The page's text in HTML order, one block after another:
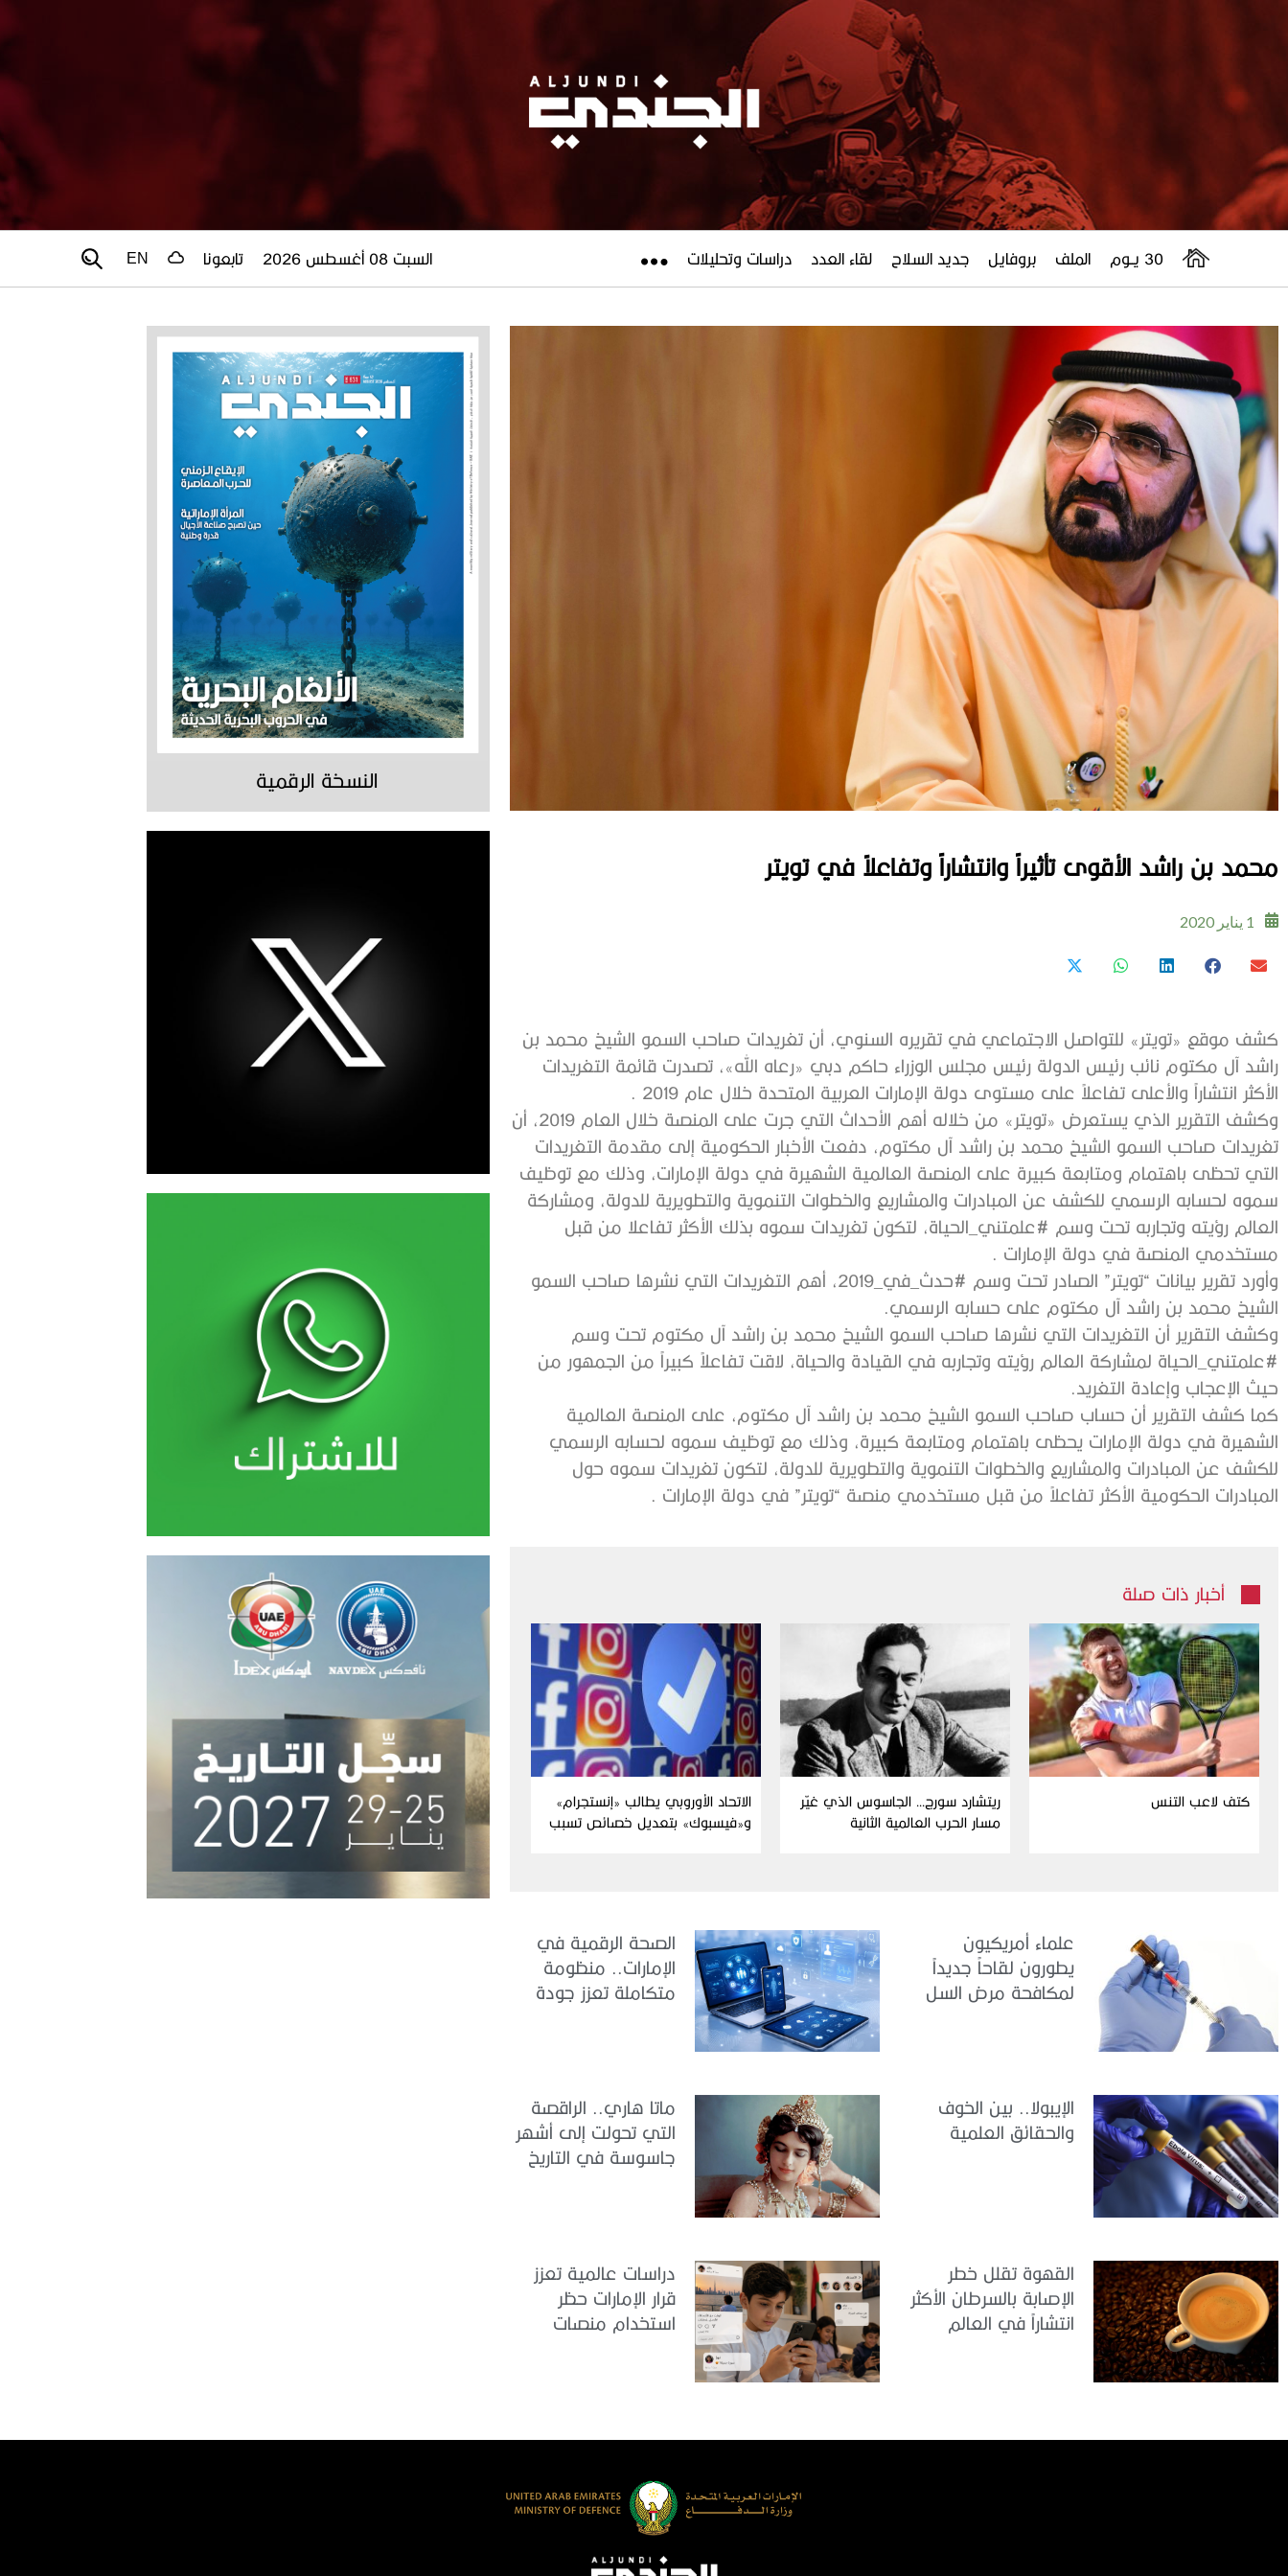
30 يــوم الملف بروفايل جديد السلاح لقاء العدد دراسات وتحليلات السبت 08 أغسطس 2026 تابعونا EN
محمد بن راشد الأقوى تأثيراً وانتشاراً وتفاعلاً في تويتر
1 يناير 2020
كشف موقع «تويتر» للتواصل الاجتماعي في تقريره السنوي، أن تغريدات صاحب السمو الشيخ محمد بن
راشد آل مكتوم نائب رئيس الدولة رئيس مجلس الوزراء حاكم دبي «رعاه الله»، تصدرت قائمة التغريدات
الأكثر انتشاراً والأعلى تفاعلاً على مستوى دولة الإمارات العربية المتحدة خلال عام 2019 .
وكشف التقرير الذي يستعرض «تويتر» من خلاله أهم الأحداث التي جرت على المنصة خلال العام 2019، أن
تغريدات صاحب السمو الشيخ محمد بن راشد آل مكتوم، دفعت الأخبار الحكومية إلى مقدمة التغريدات
التي تحظى باهتمام ومتابعة كبيرة على المنصة العالمية الشهيرة في دولة الإمارات، وذلك مع توظيف
سموه لحسابه الرسمي للكشف عن المبادرات والمشاريع والخطوات التنموية والتطويرية للدولة، ومشاركة
العالم رؤيته وتجاربه تحت وسم #علمتني_الحياة، لتكون تغريدات سموه بذلك الأكثر تفاعلا من قبل
مستخدمي المنصة في دولة الإمارات .
وأورد تقرير بيانات “تويتر” الصادر تحت وسم #حدث_في_2019، أهم التغريدات التي نشرها صاحب السمو
الشيخ محمد بن راشد آل مكتوم على حسابه الرسمي.
وكشف التقرير أن التغريدات التي نشرها صاحب السمو الشيخ محمد بن راشد آل مكتوم تحت وسم
#علمتني_الحياة لمشاركة العالم رؤيته وتجاربه في القيادة والحياة، لاقت تفاعلاً كبيراً من الجمهور من
حيث الإعجاب وإعادة التغريد.
كما كشف التقرير أن حساب صاحب السمو الشيخ محمد بن راشد آل مكتوم، على المنصة العالمية
الشهيرة في دولة الإمارات يحظى باهتمام ومتابعة كبيرة، وذلك مع توظيف سموه لحسابه الرسمي
للكشف عن المبادرات والمشاريع والخطوات التنموية والتطويرية للدولة، لتكون تغريدات سموه حول
المبادرات الحكومية الأكثر تفاعلاً من قبل مستخدمي منصة “تويتر” في دولة الإمارات .
أخبار ذات صلة
كتف لاعب التنس
ريتشارد سورج… الجاسوس الذي غيّر
مسار الحرب العالمية الثانية
الاتحاد الأوروبي يطالب «إنستجرام»
و«فيسبوك» بتعديل خصائص تسبب
علماء أمريكيون
يطورون لقاحاً جديداً
لمكافحة مرض السل
الصحة الرقمية في
الإمارات.. منظومة
متكاملة تعزز جودة
الإيبولا.. بين الخوف
والحقائق العلمية
ماتا هاري.. الراقصة
التي تحولت إلى أشهر
جاسوسة في التاريخ
القهوة تقلل خطر
الإصابة بالسرطان الأكثر
انتشاراً في العالم
دراسات عالمية تعزز
قرار الإمارات حظر
استخدام منصات
النسخة الرقمية